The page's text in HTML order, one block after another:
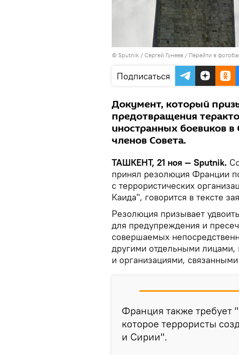
© Sputnik / Сергей Гунеев / Перейти в
Подписаться
Документ, который
предотвращения
иностранных боевиков
членов Совета.
ТАШКЕНТ, 21 ноя — Sputnik.
принял резолюция Франции
с террористических
Каида", говорится в тексте
Резолюция призывает
для предупреждения и
совершаемых
другими отдельными лицами,
и организациями,
Франция также требует
которое террористы
и Сирии".